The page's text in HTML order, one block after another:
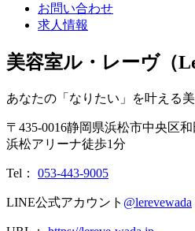
お問い合わせ
求人情報
美容室ル・レーヴ（
あなたの「なりたい」を叶える
〒 435-0016静岡県浜松市中央区和
浜松アリーナ徒歩1分
Tel： 053-443-9005
LINE公式アカウント @lerevewada